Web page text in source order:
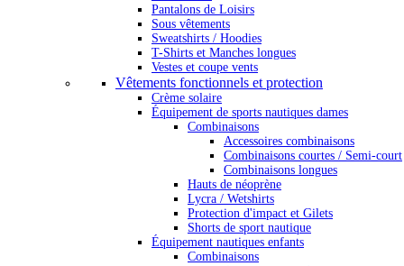
Pantalons de Loisirs
Sous vêtements
Sweatshirts / Hoodies
T-Shirts et Manches longues
Vestes et coupe vents
Vêtements fonctionnels et protection
Crème solaire
Équipement de sports nautiques dames
Combinaisons
Accessoires combinaisons
Combinaisons courtes / Semi-court
Combinaisons longues
Hauts de néoprène
Lycra / Wetshirts
Protection d'impact et Gilets
Shorts de sport nautique
Équipement nautiques enfants
Combinaisons